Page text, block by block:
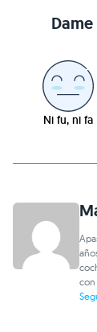
Ni fu, ni fa